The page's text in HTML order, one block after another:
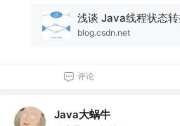
浅谈 Java线程状态
blog.csdn.net
评论
Java大蜗牛